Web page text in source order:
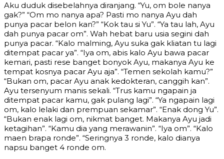
Aku duduk disebelahnya diranjang. “Yu, om bole nanya
gak?” “Om mo nanya apa? Pasti mo nanya Ayu dah
punya pacar belon kan?” “Kok tau si Yu”. “Ya tau lah, Ayu
dah punya pacar om”. Wah hebat baru usia segini dah
punya pacar. “Kalo malming, Ayu suka gak kliatan tu lagi
ditempat pacar ya”. “Iya om, abis kalo Ayu bawa pacar
kemari, pasti rese banget bonyok Ayu, makanya Ayu ke
tempat kosnya pacar Ayu aja”. “Temen sekolah kamu?”
“Bukan om, pacar Ayu anak kedokteran, canggih kan”.
Ayu tersenyum manis sekali. “Trus kamu ngapain ja
ditempat pacar kamu, gak pulang lagi”. “Ya ngapain lagi
om, kalo lelaki dan prempuan sekamar”. “Enak dong Yu”.
“Bukan enak lagi om, nikmat banget. Makanya Ayu jadi
ketagihan”. “Kamu dia yang merawanin”. “Iya om”. “Kalo
maen brapa ronde”. “Seringnya 3 ronde, kalo dianya
napsu banget 4 ronde om.